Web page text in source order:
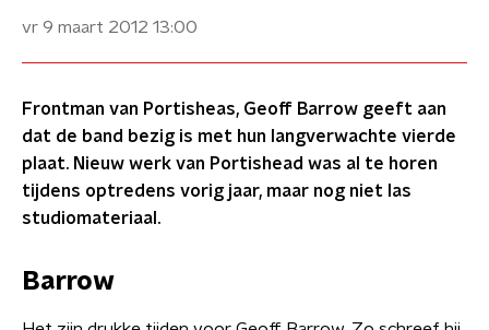
vr 9 maart 2012 13:00
Frontman van Portisheas, Geoff Barrow geeft aan
dat de band bezig is met hun langverwachte vierde
plaat. Nieuw werk van Portishead was al te horen
tijdens optredens vorig jaar, maar nog niet las
studiomateriaal.
Barrow